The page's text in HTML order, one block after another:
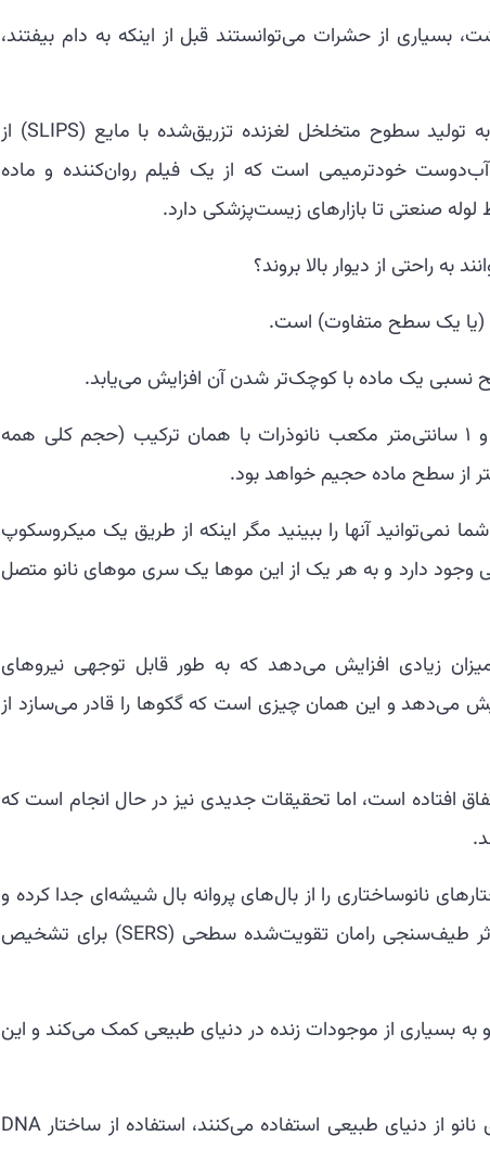
بسیاری از حشرات می‌توانستند قبل از اینکه به دام بیفتند،
اصول نانومقیاس گیاه کوزه‌ای نپنتس همچنین به تولید سطوح متخلخل لغزنده تزریق‌شده با مایع (SLIPS) از
خودترمیمی است که از یک فیلم روان‌کننده و ماده
صنعتی تا بازارهای زیست‌پزشکی دارد.
به راحتی از دیوار بالا بروند؟
(یا یک سطح متفاوت) است.
نسبی یک ماده با کوچک‌تر شدن آن افزایش می‌یابد.
یعنی اگر ۱ سانتی‌متر مکعب از یک ماده حجیم و ۱ سانتی‌متر مکعب نانوذرات با همان ترکیب (حجم کلی همه
از سطح ماده حجیم خواهد بود.
نمی‌توانید آنها را ببینید مگر اینکه از طریق یک میکروسکوپ
وجود دارد و به هر یک از این موها یک سری موهای نانو متصل
زیادی افزایش می‌دهد که به طور قابل توجهی نیروهای
می‌دهد و این همان چیزی است که گکوها را قادر می‌سازد از
افتاده است، اما تحقیقات جدیدی نیز در حال انجام است که
نانوساختاری را از بال‌های پروانه بال شیشه‌ای جدا کرده و
آنها را با نانونقره پوشش داده‌اند تا یک بستر مؤثر طیف‌سنجی رامان تقویت‌شده سطحی (SERS) برای تشخیص
به بسیاری از موجودات زنده در دنیای طبیعی کمک می‌کند و این
یکی دیگر از حوزه‌های بزرگی که محققان از فناوری نانو از دنیای طبیعی استفاده می‌کنند، استفاده از ساختار DNA